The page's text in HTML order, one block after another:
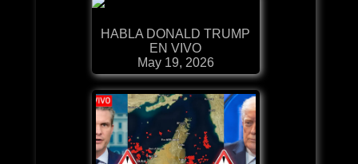
HABLA DONALD TRUMP
EN VIVO
May 19, 2026